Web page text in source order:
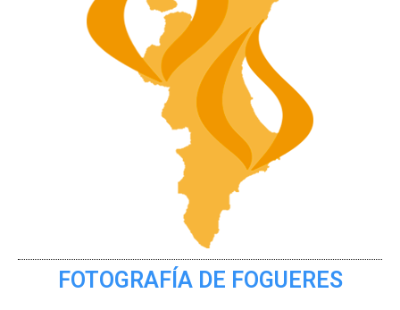
FOTOGRAFÍA DE FOGUERES